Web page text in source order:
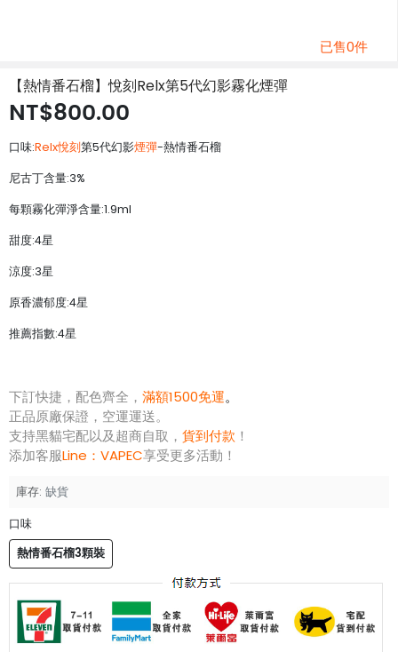
已售0件
【熱情番石榴】悅刻Relx第5代幻影霧化煙彈
NT$800.00
口味:Relx悅刻第5代幻影煙彈-熱情番石榴
尼古丁含量:3%
每顆霧化彈淨含量:1.9ml
甜度:4星
涼度:3星
原香濃郁度:4星
推薦指數:4星
下訂快捷，配色齊全， 滿額1500免運。
正品原廠保證，空運運送。
支持黑貓宅配以及超商自取， 貨到付款 ！
添加客服Line： VAPEC享受更多活動！
庫存: 缺貨
口味
熱情番石榴3顆裝